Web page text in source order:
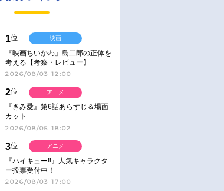
1位
『映画ちいかわ』島二郎の正体を
考える【考察・レビュー】
2026/08/03 12:00
映画
2位
『きみ愛』第6話あらすじ＆場面
カット
2026/08/05 18:02
アニメ
3位
『ハイキュー!!』人気キャラクタ
ー投票受付中！
2026/08/03 17:00
アニメ